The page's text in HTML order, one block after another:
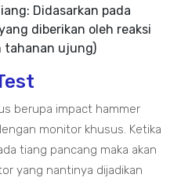
Didasarkan pada
diberikan oleh reaksi
tahanan ujung)
berupa impact hammer
monitor khusus. Ketika
tiang pancang maka akan
yang nantinya dijadikan